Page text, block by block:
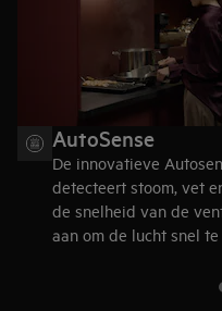
AutoSense
De innovatieve
detecteert stoom, vet
de snelheid van de
aan om de lucht snel te